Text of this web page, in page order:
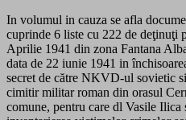
In volumul in cauza se afla
cuprinde 6 liste cu 222 de deţinuţi
Aprilie 1941 din zona Fantana
data de 22 iunie 1941 in
secret de către NKVD-ul sovietic
cimitir militar roman din orasul
comune, pentru care dl Vasile Ilica